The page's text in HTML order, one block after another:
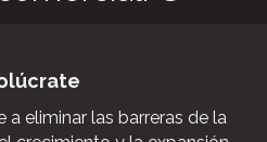
construcción